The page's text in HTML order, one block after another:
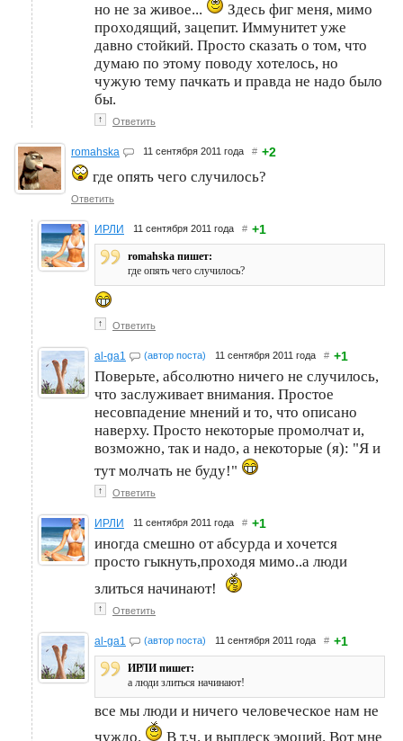
но не за живое...
Здесь фиг меня, мимо
проходящий, зацепит. Иммунитет уже
давно стойкий. Просто сказать о том, что
думаю по этому поводу хотелось, но
чужую тему пачкать и правда не надо было
бы.
↑ Ответить
romahska 11 сентября 2011 года # +2
где опять чего случилось?
Ответить
ИРЛИ 11 сентября 2011 года # +1
romahska пишет:
где опять чего случилось?
↑ Ответить
al-ga1 (автор поста) 11 сентября 2011 года # +1
Поверьте, абсолютно ничего не случилось,
что заслуживает внимания. Простое
несовпадение мнений и то, что описано
наверху. Просто некоторые промолчат и,
возможно, так и надо, а некоторые (я): "Я и
тут молчать не буду!"
↑ Ответить
ИРЛИ 11 сентября 2011 года # +1
иногда смешно от абсурда и хочется
просто гыкнуть,проходя мимо..а люди
злиться начинают!
↑ Ответить
al-ga1 (автор поста) 11 сентября 2011 года # +1
ИРЛИ пишет:
а люди злиться начинают!
все мы люди и ничего человеческое нам не
чуждо.
В т.ч. и выплеск эмоций. Вот мне